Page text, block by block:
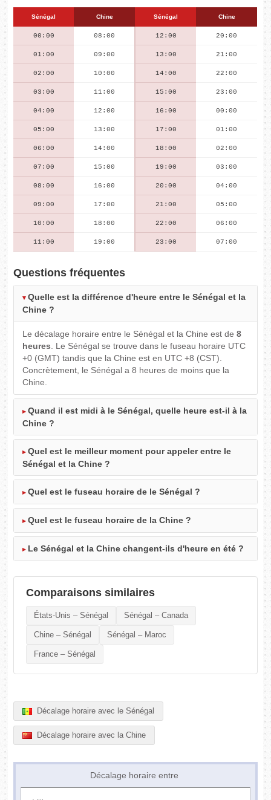
Sénégal Chine Sénégal Chine
00:00 08:00 12:00 20:00
01:00 09:00 13:00 21:00
02:00 10:00 14:00 22:00
03:00 11:00 15:00 23:00
04:00 12:00 16:00 00:00
05:00 13:00 17:00 01:00
06:00 14:00 18:00 02:00
07:00 15:00 19:00 03:00
08:00 16:00 20:00 04:00
09:00 17:00 21:00 05:00
10:00 18:00 22:00 06:00
11:00 19:00 23:00 07:00
Questions fréquentes
Quelle est la différence d'heure entre le Sénégal et la
Chine ?
Le décalage horaire entre le Sénégal et la Chine est de8
heures. Le Sénégal se trouve dans le fuseau horaire UTC
+0 (GMT) tandis que la Chine est en UTC +8 (CST).
Concrètement, le Sénégal a 8 heures de moins que la
Chine.
Quand il est midi à le Sénégal, quelle heure est-il à la
Chine ?
Quel est le meilleur moment pour appeler entre le
Sénégal et la Chine ?
Quel est le fuseau horaire de le Sénégal ?
Quel est le fuseau horaire de la Chine ?
Le Sénégal et la Chine changent-ils d'heure en été ?
Comparaisons similaires
États-Unis – Sénégal Sénégal – Canada
Chine – Sénégal Sénégal – Maroc
France – Sénégal
Décalage horaire avec le Sénégal
Décalage horaire avec la Chine
Décalage horaire entre